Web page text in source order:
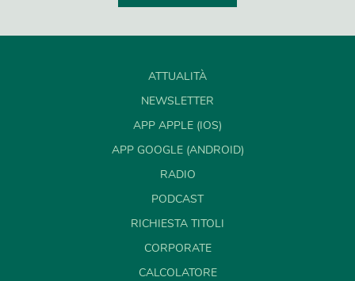
ATTUALITÀ
NEWSLETTER
APP APPLE (IOS)
APP GOOGLE (ANDROID)
RADIO
PODCAST
RICHIESTA TITOLI
CORPORATE
CALCOLATORE